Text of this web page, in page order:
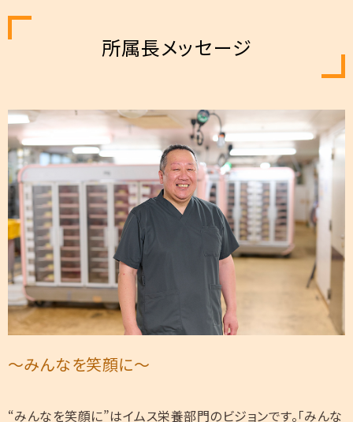
所属長メッセージ
～みんなを笑顔に～
“みんなを笑顔に”はイムス栄養部門のビジョンです。「みんな